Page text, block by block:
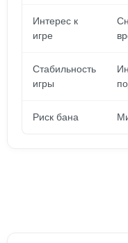
Интерес к
игре
Стабильность
игры
Риск бана